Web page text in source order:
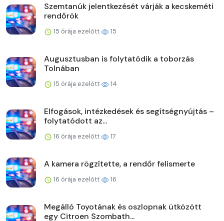
Szemtanúk jelentkezését várják a kecskeméti
rendőrök
15 órája ezelőtt 15
Augusztusban is folytatódik a toborzás
Tolnában
15 órája ezelőtt 14
Elfogások, intézkedések és segítségnyújtás –
folytatódott az...
16 órája ezelőtt 17
A kamera rögzítette, a rendőr felismerte
16 órája ezelőtt 16
Megálló Toyotának és oszlopnak ütközött
egy Citroen Szombath...